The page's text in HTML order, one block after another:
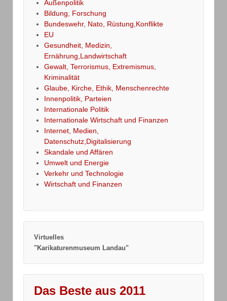
Außenpolitik
Bildung, Forschung
Bundeswehr, Nato, Rüstung,Konflikte
EU
Gesundheit, Medizin,
Ernährung,Landwirtschaft
Gewalt, Terrorismus, Extremismus,
Kriminalität
Glaube, Kirche, Ethik, Menschenrechte
Innenpolitik, Parteien
Internationale Politik
Internationale Wirtschaft und Finanzen
Internet, Medien,
Datenschutz,Digitalisierung
Skandale und Affären
Umwelt und Energie
Verkehr und Technologie
Wirtschaft und Finanzen
Virtuelles
"Karikaturenmuseum Landau"
Das Beste aus 2011